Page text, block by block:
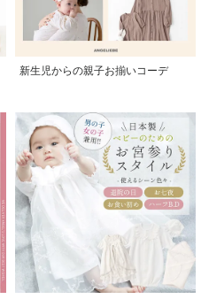
新生児からの親子お揃いコーデ